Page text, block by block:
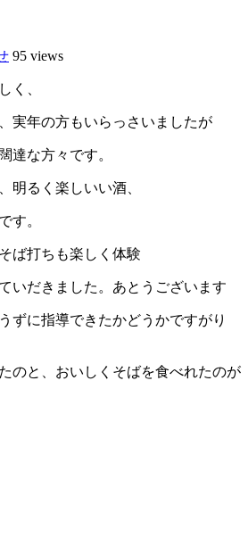
95 views
く、
実年の方もいらっさいましたが
達な方々です。
明るく楽しいい酒、
す。
ば打ちも楽しく体験
いだきました。あとうございます
ずに指導できたかどうかですがり
のと、おいしくそばを食べれたのが